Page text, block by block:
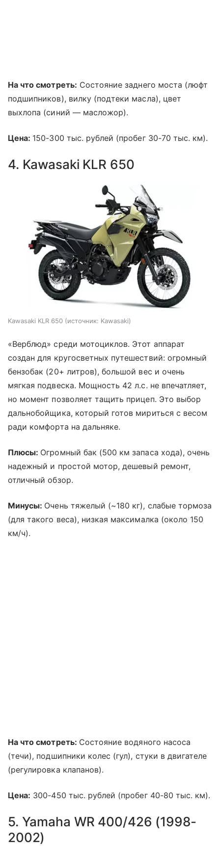
На что смотреть: Состояние заднего моста (люфт
подшипников), вилку (подтеки масла), цвет
выхлопа (синий — масложор).
Цена: 150-300 тыс. рублей (пробег 30-70 тыс. км).
4. Kawasaki KLR 650
Kawasaki KLR 650 источник: Kawasaki
«Верблюд» среди мотоциклов. Этот аппарат
создан для кругосветных путешествий: огромный
бензобак (20+ литров), большой вес и очень
мягкая подвеска. Мощность 42 л.с. не впечатляет,
но момент позволяет тащить прицеп. Это выбор
дальнобойщика, который готов мириться с весом
ради комфорта на дальняке.
Плюсы: Огромный бак (500 км запаса хода), очень
надежный и простой мотор, дешевый ремонт,
отличный обзор.
Минусы: Очень тяжелый (~180 кг), слабые тормоза
(для такого веса), низкая максималка (около 150
км/ч).
На что смотреть: Состояние водяного насоса
(течи), подшипники колес (гул), стуки в двигателе
(регулировка клапанов).
Цена: 300-450 тыс. рублей (пробег 40-80 тыс. км).
5. Yamaha WR 400/426 (1998-
2002)